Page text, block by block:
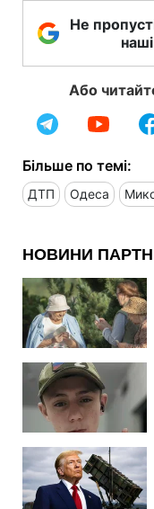
Не
Або
Більше по темі:
ДТП Одеса